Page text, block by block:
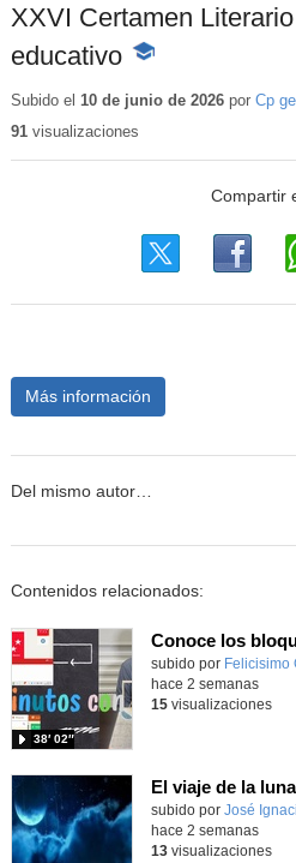
XXVI Certamen
educativo -
educativo
Subido el 10 de junio de 2026por Cp
91visualizaciones
Más información
Del mismo autor…
Contenidos relacionados:
Contenido educativo.
subido por Felicisimo
38′ 02″
hace 2 semanas
15visualizaciones
El viaje de la luna
Contenido educativo.
subido por José
hace 2 semanas
13visualizaciones